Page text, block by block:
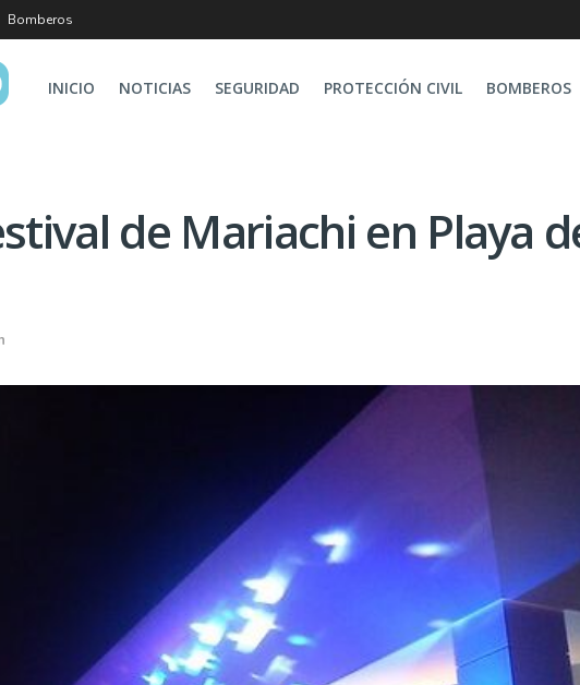
Bomberos
INICIO NOTICIAS SEGURIDAD PROTECCIÓN CIVIL BOMBEROS
de Mariachi en Playa